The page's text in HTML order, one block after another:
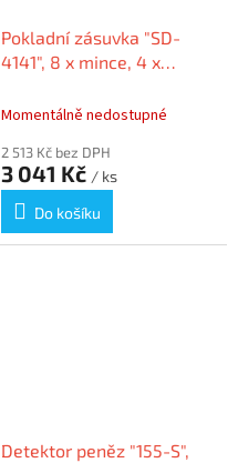
Pokladní zásuvka "SD-
4141", 8 x mince, 4 x
otevíráním, SAFESCAN
Momentálně nedostupné
2 513 Kč bez DPH
3 041 Kč / ks
Do košíku
Detektor peněz "155-S",